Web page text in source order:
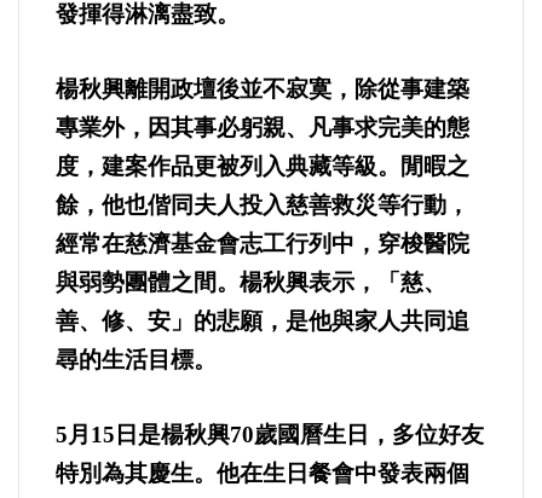
防災/救災
考試/監察
國安/國防/外交
自然/地理/景觀/地球
都市發展與都市建設
發揮得淋漓盡致。
楊秋興離開政壇後並不寂寞，除從事建築
專業外，因其事必躬親、凡事求完美的態
度，建案作品更被列入典藏等級。閒暇之
餘，他也偕同夫人投入慈善救災等行動，
經常在慈濟基金會志工行列中，穿梭醫院
與弱勢團體之間。楊秋興表示，「慈、
善、修、安」的悲願，是他與家人共同追
尋的生活目標。
5月15日是楊秋興70歲國曆生日，多位好友
特別為其慶生。他在生日餐會中發表兩個